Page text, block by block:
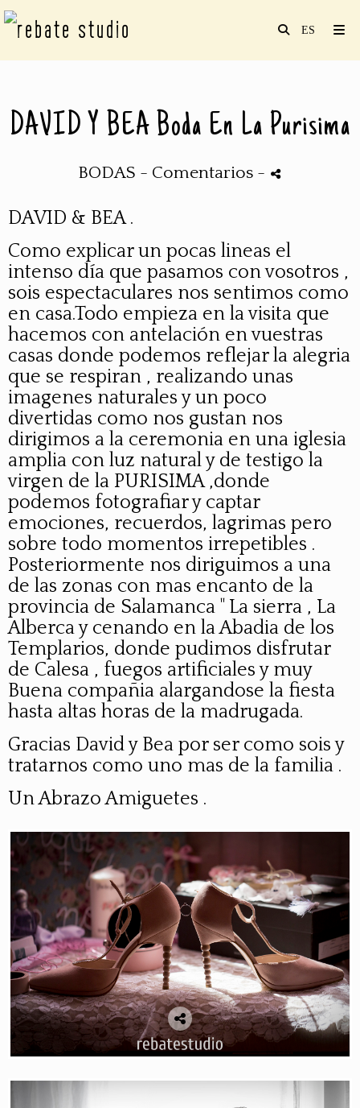
DAVID Y BEA Boda En La Purisima
BODAS - Comentarios -
DAVID & BEA .
Como explicar un pocas lineas el
intenso día que pasamos con vosotros ,
sois espectaculares nos sentimos como
en casa.Todo empieza en la visita que
hacemos con antelación en vuestras
casas donde podemos reflejar la alegria
que se respiran , realizando unas
imagenes naturales y un poco
divertidas como nos gustan nos
dirigimos a la ceremonia en una iglesia
amplia con luz natural y de testigo la
virgen de la PURISIMA ,donde
podemos fotografiar y captar
emociones, recuerdos, lagrimas pero
sobre todo momentos irrepetibles .
Posteriormente nos diriguimos a una
de las zonas con mas encanto de la
provincia de Salamanca " La sierra , La
Alberca y cenando en la Abadia de los
Templarios, donde pudimos disfrutar
de Calesa , fuegos artificiales y muy
Buena compañia alargandose la fiesta
hasta altas horas de la madrugada.
Gracias David y Bea por ser como sois y
tratarnos como uno mas de la familia .
Un Abrazo Amiguetes .